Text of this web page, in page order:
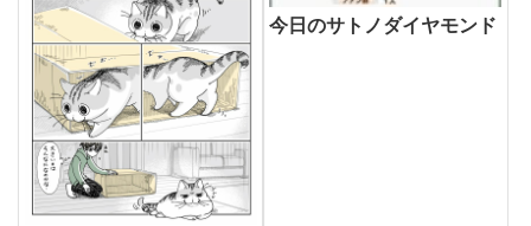
今日のサトノダイヤモンド